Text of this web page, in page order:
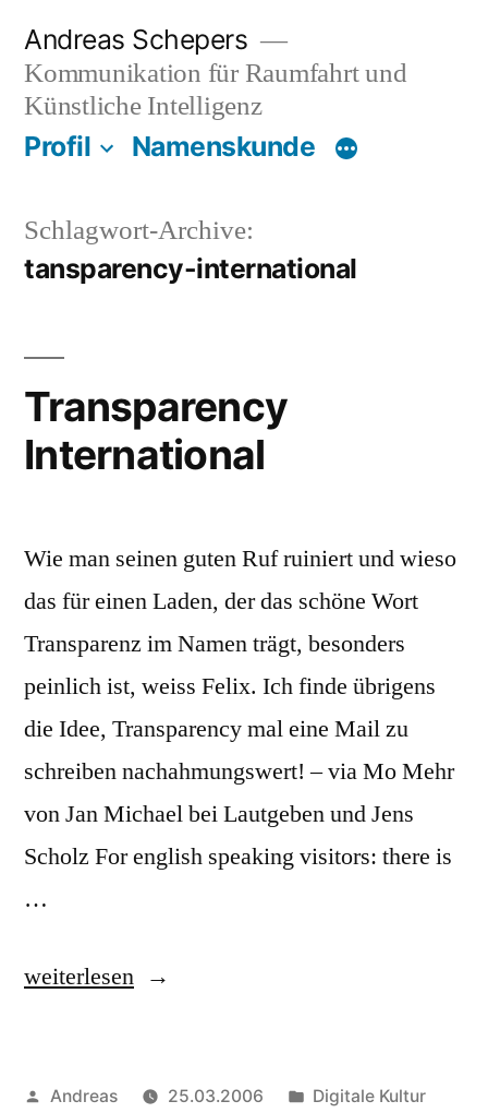
Inhalt
springen
Andreas Schepers
Kommunikation für Raumfahrt und
Künstliche Intelligenz
Profil Namenskunde
Schlagwort-Archive:
tansparency-international
Transparency
International
Wie man seinen guten Ruf ruiniert und wieso
das für einen Laden, der das schöne Wort
Transparenz im Namen trägt, besonders
peinlich ist, weiss Felix. Ich finde übrigens
die Idee, Transparency mal eine Mail zu
schreiben nachahmungswert! – via Mo Mehr
von Jan Michael bei Lautgeben und Jens
Scholz For english speaking visitors: there is
…
„Transparency
weiterlesen
Veröffentlicht
Andreas 25.03.2006
Veröffentlicht
Digitale Kultur